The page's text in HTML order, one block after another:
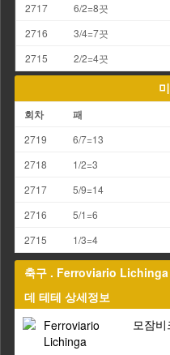
2717
6/2=8끗
2716
3/4=7끗
2715
2/2=4끗
회차 패
2719 6/7=13
2718
1/2=3
2717
5/9=14
2716
5/1=6
2715
1/3=4
축구 . Ferroviario Lichinga
데 테테 상세정보
모잠